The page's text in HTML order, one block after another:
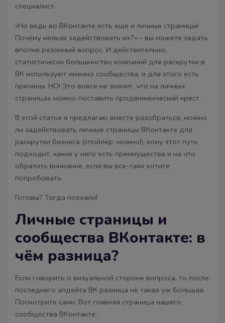
специалист.
«Но ведь во ВКонтакте есть еще и личные страницы!
Почему нельзя задействовать их?» – вы можете задать
вполне резонный вопрос. И действительно,
статистически большинство компаний для раскрутки в
ВК используют именно сообщества, и для этого есть
причины. НО! Это вовсе не значит, что на личных
страницах можно поставить продвиженческий крест.
В этой статье я предлагаю вместе разобраться, можно
ли задействовать личные страницы ВКонтакте для
раскрутки бизнеса (спойлер: можно!), кому этот путь
подходит, какие у него есть преимущества и на что
обратить внимание, если вы все-таки хотите
попробовать.
Готовы? Тогда поехали!
Личные страницы и
сообщества ВКонтакте: в
чём разница?
Если говорить о визуальной стороне вопроса, то после
последнего апдейта ВК разница не такая уж большая.
Посмотрите сами. Вот главная страница нашего
сообщества ВКонтакте: